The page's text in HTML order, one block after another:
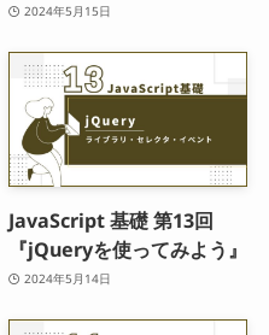
2024年5月15日
JavaScript 基礎 第13回
『jQueryを使ってみよう』
2024年5月14日